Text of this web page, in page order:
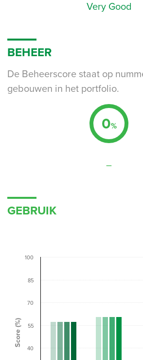
Very Good
BEHEER
De Beheerscore staat op
gebouwen in het portfolio.
0%
–
GEBRUIK
Score (%)
40
55
70
85
100